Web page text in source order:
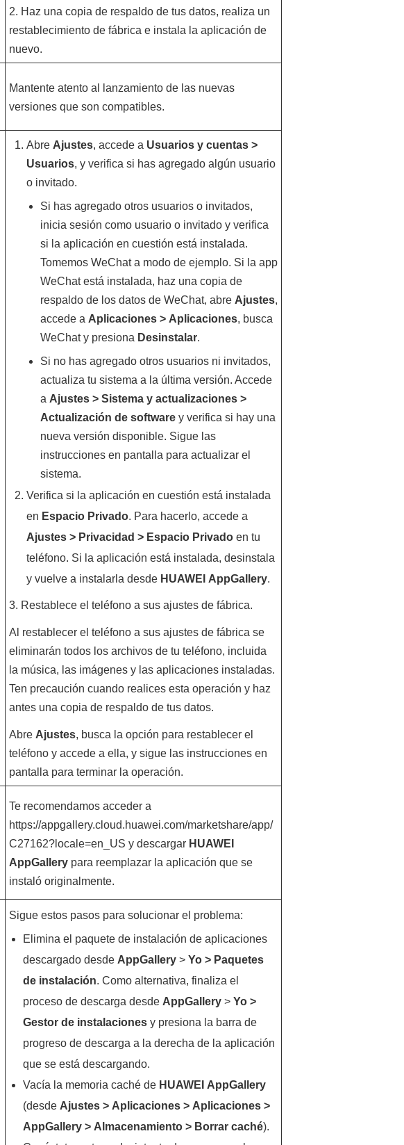
2. Haz una copia de respaldo de tus datos, realiza un
restablecimiento de fábrica e instala la aplicación de
nuevo.
Mantente atento al lanzamiento de las nuevas
versiones que son compatibles.
Abre Ajustes, accede a Usuarios y cuentas>
Usuarios, y verifica si has agregado algún usuario
o invitado.
Si has agregado otros usuarios o invitados,
inicia sesión como usuario o invitado y verifica
si la aplicación en cuestión está instalada.
Tomemos WeChat a modo de ejemplo. Si la app
WeChat está instalada, haz una copia de
respaldo de los datos de WeChat, abre Ajustes,
accede a Aplicaciones> Aplicaciones, busca
WeChat y presiona Desinstalar.
Si no has agregado otros usuarios ni invitados,
actualiza tu sistema a la última versión. Accede
a Ajustes> Sistema y actualizaciones>
Actualización de softwarey verifica si hay una
nueva versión disponible. Sigue las
instrucciones en pantalla para actualizar el
sistema.
Verifica si la aplicación en cuestión está instalada
en Espacio Privado. Para hacerlo, accede a
Ajustes> Privacidad > Espacio Privadoen tu
teléfono. Si la aplicación está instalada, desinstala
y vuelve a instalarla desde HUAWEI AppGallery.
3. Restablece el teléfono a sus ajustes de fábrica.
Al restablecer el teléfono a sus ajustes de fábrica se
eliminarán todos los archivos de tu teléfono, incluida
la música, las imágenes y las aplicaciones instaladas.
Ten precaución cuando realices esta operación y haz
antes una copia de respaldo de tus datos.
Abre Ajustes, busca la opción para restablecer el
teléfono y accede a ella, y sigue las instrucciones en
pantalla para terminar la operación.
Te recomendamos acceder a
https://appgallery.cloud.huawei.com/marketshare/app/
C27162?locale=en_US y descargar HUAWEI
AppGallerypara reemplazar la aplicación que se
instaló originalmente.
Sigue estos pasos para solucionar el problema:
Elimina el paquete de instalación de aplicaciones
descargado desde AppGallery> Yo> Paquetes
de instalación. Como alternativa, finaliza el
proceso de descarga desde AppGallery> Yo>
Gestor de instalacionesy presiona la barra de
progreso de descarga a la derecha de la aplicación
que se está descargando.
Vacía la memoria caché de HUAWEI AppGallery
(desde Ajustes> Aplicaciones> Aplicaciones>
AppGallery> Almacenamiento> Borrar caché).